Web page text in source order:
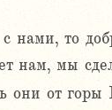
нами, то
нам, мы
они от горы